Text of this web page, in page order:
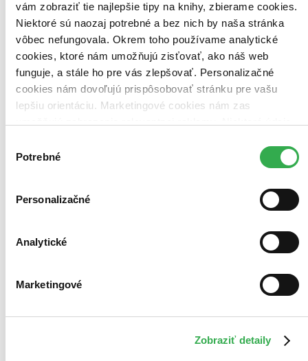
vám zobraziť tie najlepšie tipy na knihy, zbierame cookies.
Niektoré sú naozaj potrebné a bez nich by naša stránka
vôbec nefungovala. Okrem toho používame analytické
cookies, ktoré nám umožňujú zisťovať, ako náš web
funguje, a stále ho pre vás zlepšovať. Personalizačné
cookies nám dovoľujú prispôsobovať stránku pre vašu
lepšiu orientáciu. Marketingové cookies nám zas
keby sme mohli používať všetky tieto cookies. Ďakujeme!
súhlasu
Potrebné
Personalizačné
Analytické
Marketingové
Zobraziť detaily
Top hodnotené
Novinky
Najdrahšie
Najlacnejšie
Najvyššia zľava
Použité filtre
na sklade